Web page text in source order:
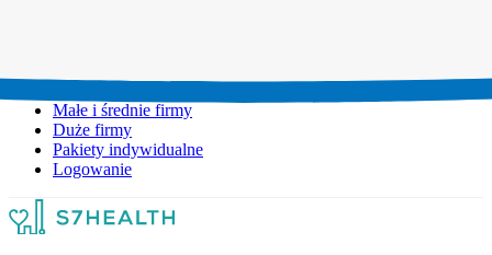
Małe i średnie firmy
Duże firmy
Pakiety indywidualne
Logowanie